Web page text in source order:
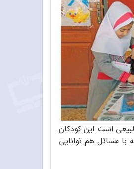
است این کودکان
با مسائل هم توانایی